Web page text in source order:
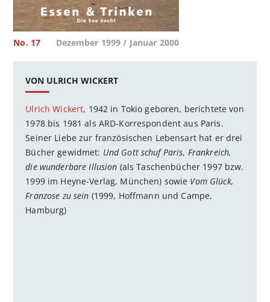
No. 17 Dezember 1999 / Januar 2000
VON ULRICH WICKERT
Ulrich Wickert, 1942 in Tokio geboren, berichtete von
1978 bis 1981 als ARD-Korrespondent aus Paris.
Seiner Liebe zur französischen Lebensart hat er drei
Bücher gewidmet: Und Gott schuf Paris, Frankreich,
die wunderbare Illusion (als Taschenbücher 1997 bzw.
1999 im Heyne-Verlag, München) sowie Vom Glück,
Franzose zu sein (1999, Hoffmann und Campe,
Hamburg)